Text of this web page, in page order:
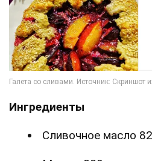
Ингредиенты
Сливочное масло